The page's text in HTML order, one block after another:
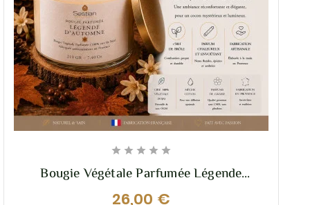
    
Bougie Végétale Parfumée Légende
D’Automne 210g – Ambre Et Douceur
26,00 €